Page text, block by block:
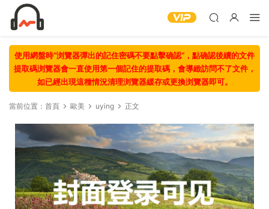
使用網盤時“浏覽器彈出的記住密碼不要點擊确認“，點确認後續的文件
提取碼浏覽器會一直使用第一個記住的提取碼，會導緻訪問不了文件，
如已經出現這種情況清理浏覽器緩存或更換浏覽器即可。
當前位置： 首頁 歐美 uying 正文